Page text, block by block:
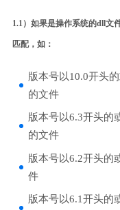
1.1）如果是操作系统的dll文
匹配，如：
版本号以10.0开头
的文件
版本号以6.3开头的
的文件
版本号以6.2开头的
件
版本号以6.1开头的